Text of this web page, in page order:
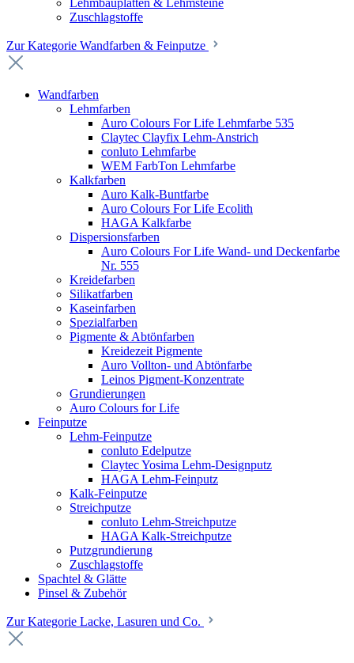
Lehmbauplatten & Lehmsteine
Zuschlagstoffe
Zur Kategorie Wandfarben & Feinputze
Wandfarben
Lehmfarben
Auro Colours For Life Lehmfarbe 535
Claytec Clayfix Lehm-Anstrich
conluto Lehmfarbe
WEM FarbTon Lehmfarbe
Kalkfarben
Auro Kalk-Buntfarbe
Auro Colours For Life Ecolith
HAGA Kalkfarbe
Dispersionsfarben
Auro Colours For Life Wand- und Deckenfarbe
Nr. 555
Kreidefarben
Silikatfarben
Kaseinfarben
Spezialfarben
Pigmente & Abtönfarben
Kreidezeit Pigmente
Auro Vollton- und Abtönfarbe
Leinos Pigment-Konzentrate
Grundierungen
Auro Colours for Life
Feinputze
Lehm-Feinputze
conluto Edelputze
Claytec Yosima Lehm-Designputz
HAGA Lehm-Feinputz
Kalk-Feinputze
Streichputze
conluto Lehm-Streichputze
HAGA Kalk-Streichputze
Putzgrundierung
Zuschlagstoffe
Spachtel & Glätte
Pinsel & Zubehör
Zur Kategorie Lacke, Lasuren und Co.